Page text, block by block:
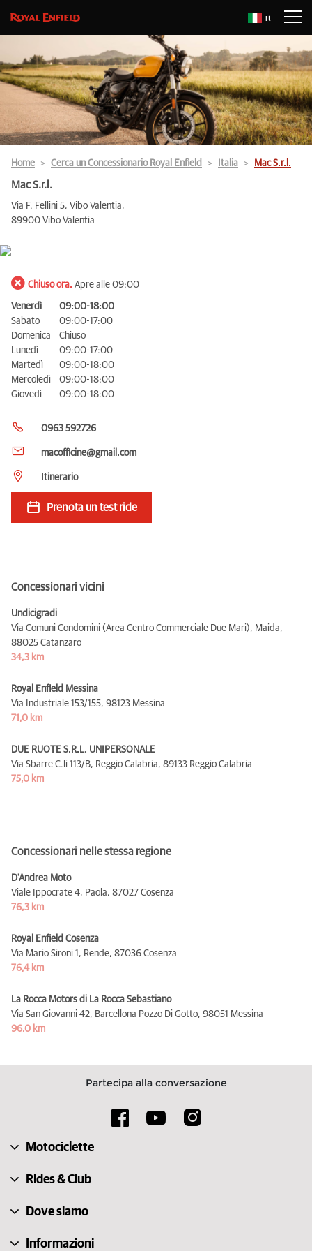
It
Home Cerca un Concessionario Royal Enfield Italia Mac S.r.l.
Mac S.r.l.
Via F. Fellini 5, Vibo Valentia,
89900 Vibo Valentia
Chiuso ora. Apre alle 09:00
Venerdì
09:00-18:00
Sabato
09:00-17:00
Domenica
Chiuso
Lunedì
09:00-17:00
Martedì
09:00-18:00
Mercoledì
09:00-18:00
Giovedì
09:00-18:00
0963 592726
macofficine@gmail.com
Itinerario
Prenota un test ride
Concessionari vicini
Undicigradi
Via Comuni Condomini (Area Centro Commerciale Due Mari), Maida,
88025 Catanzaro
34,3 km
Royal Enfield Messina
Via Industriale 153/155, 98123 Messina
71,0 km
DUE RUOTE S.R.L. UNIPERSONALE
Via Sbarre C.li 113/B, Reggio Calabria, 89133 Reggio Calabria
75,0 km
Concessionari nelle stessa regione
D'Andrea Moto
Viale Ippocrate 4, Paola, 87027 Cosenza
76,3 km
Royal Enfield Cosenza
Via Mario Sironi 1, Rende, 87036 Cosenza
76,4 km
La Rocca Motors di La Rocca Sebastiano
Via San Giovanni 42, Barcellona Pozzo Di Gotto, 98051 Messina
96,0 km
Partecipa alla conversazione
Motociclette
Rides & Club
Dove siamo
Informazioni